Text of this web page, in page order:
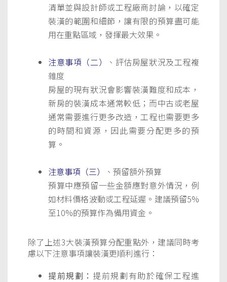
清單並與設計師或工程廠商討論，以確定
裝潢的範圍和細節，讓有限的預算盡可能
用在重點區域，發揮最大效果。
注意事項（二）
、評估房屋狀況及工程複
雜度
房屋的現有狀況會影響裝潢難度和成本，
新房的裝潢成本通常較低；而中古或老屋
通常需要進行更多改造，工程也需要更多
的時間和資源，因此需要分配更多的預
算。
注意事項（三）
、預留額外預算
預算中應預留一些金額應對意外情況，例
如材料價格波動或工程延遲。建議預留5%
至10%的預算作為備用資金。
除了上述3大裝潢預算分配重點外，建議同時考
慮以下注意事項讓裝潢更順利進行：
提前規劃：提前規劃有助於確保工程進